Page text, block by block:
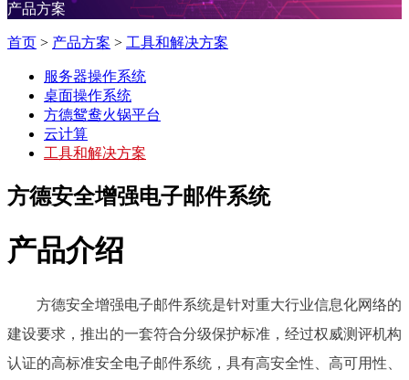
产品方案
首页 > 产品方案 > 工具和解决方案
服务器操作系统
桌面操作系统
方德鸳鸯火锅平台
云计算
工具和解决方案
方德安全增强电子邮件系统
产品介绍
方德安全增强电子邮件系统是针对重大行业信息化网络的
建设要求，推出的一套符合分级保护标准，经过权威测评机构
认证的高标准安全电子邮件系统，具有高安全性、高可用性、